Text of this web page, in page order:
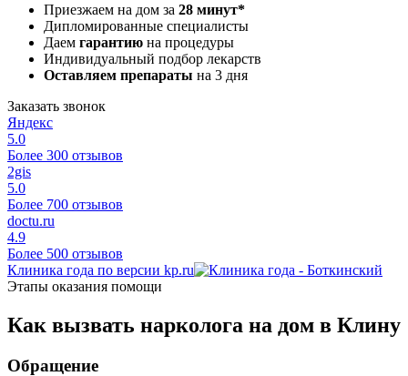
Приезжаем на дом за 28 минут*
Дипломированные специалисты
Даем гарантию на процедуры
Индивидуальный подбор лекарств
Оставляем препараты на 3 дня
Заказать звонок
Яндекс
5.0
Более 300 отзывов
2gis
5.0
Более 700 отзывов
doctu.ru
4.9
Более 500 отзывов
Клиника года по версии kp.ru
Этапы оказания помощи
Как вызвать нарколога на дом в Клину
Обращение